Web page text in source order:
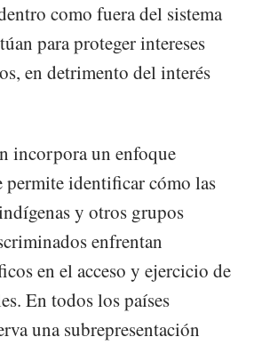
como fuera del sistema
para proteger intereses
en detrimento del interés
incorpora un enfoque
permite identificar cómo las
y otros grupos
enfrentan
en el acceso y ejercicio de
En todos los países
una subrepresentación